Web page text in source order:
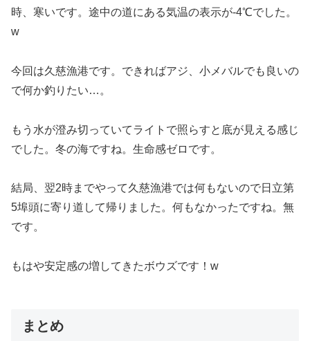
時、寒いです。途中の道にある気温の表示が-4℃でした。
w
今回は久慈漁港です。できればアジ、小メバルでも良いの
で何か釣りたい…。
もう水が澄み切っていてライトで照らすと底が見える感じ
でした。冬の海ですね。生命感ゼロです。
結局、翌2時までやって久慈漁港では何もないので日立第
5埠頭に寄り道して帰りました。何もなかったですね。無
です。
もはや安定感の増してきたボウズです！w
まとめ